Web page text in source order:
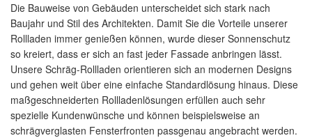
Die Bauweise von Gebäuden unterscheidet sich stark nach
Baujahr und Stil des Architekten. Damit Sie die Vorteile unserer
Rollladen immer genießen können, wurde dieser Sonnenschutz
so kreiert, dass er sich an fast jeder Fassade anbringen lässt.
Unsere Schräg-Rollladen orientieren sich an modernen Designs
und gehen weit über eine einfache Standardlösung hinaus. Diese
maßgeschneiderten Rollladenlösungen erfüllen auch sehr
spezielle Kundenwünsche und können beispielsweise an
schrägverglasten Fensterfronten passgenau angebracht werden.